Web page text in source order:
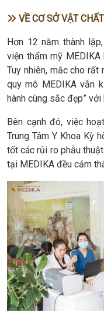
VỀ CƠ SỞ VẬT CHẤT
Hơn 12 năm thành
viện thẩm mỹ
Tuy nhiên, mắc cho rất
quy mô MEDIKA vẫn
hành cùng sắc đẹp”
Bên cạnh đó, việc
Trung Tâm Y Khoa Kỳ
tốt các rủi ro phẫu
tại MEDIKA đều cảm